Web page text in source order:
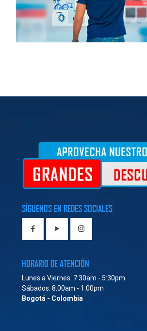
SÍGUENOS EN REDES SOCIALES
HORARIO DE ATENCIÓN
Lunes a Viernes: 7:30am - 5:30pm
Sábados: 8:00am - 1:00pm
Bogotá - Colombia